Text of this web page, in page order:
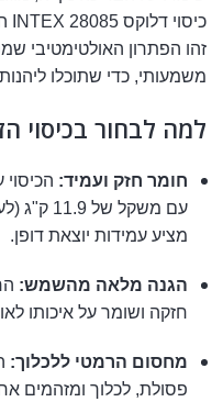
כיסוי דלוקס INTEX 28085 המתקדם של אינטקס.
זהו הפתרון האולטימטיבי
משמעותי, כדי שתוכלו
למה לבחור בכיסוי
חומר חזק ועמיד:
מציע עמידות יוצאת דופן.
הגנה מלאה מהשמש:
חזקה ושומר על איכותו
מחסום הרמטי ללכלוך:
פסולת, לכלוך ומזהמים